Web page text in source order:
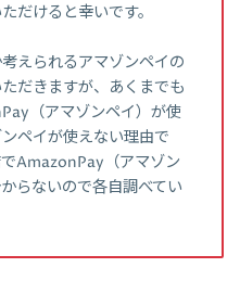
だけると幸いです。
えられるアマゾンペイの
だきますが、あくまでも
（アマゾンペイ）が使
ペイが使えない理由で
AmazonPay（アマゾン
らないので各自調べてい